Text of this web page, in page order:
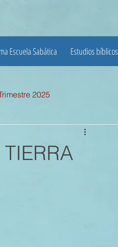
Escuela Sabática Estudios bíblicos
2025
III TRIMESTRE 2024